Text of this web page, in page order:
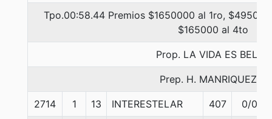
Tpo.00:58.44 Premios $1650000 al 1ro,
$165000 al 4to
Prop. LA VIDA ES BELLA
Prep. H. MANRIQUEZ F.
2714 1 13 INTERESTELAR 407 0/0